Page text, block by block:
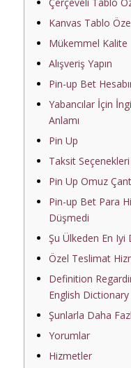
Kanvas Tablo
Mükemmel Kalite
Alışveriş Yapın
Pin-up Bet
Yabancılar İçin
Anlamı
Pin Up
Taksit Seçenekleri
Pin Up Omuz
Pin-up Bet Para
Düşmedi
Şu Ülkeden En
Özel Teslimat
Definition
English Dictionary
Şunlarla Daha
Yorumlar
Hizmetler